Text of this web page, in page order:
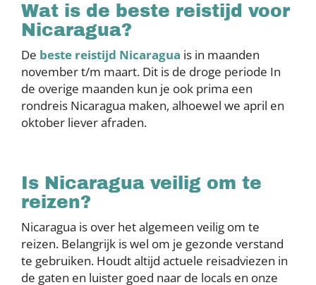
Wat is de beste reistijd voor
Nicaragua?
De beste reistijd Nicaragua is in maanden
november t/m maart. Dit is de droge periode In
de overige maanden kun je ook prima een
rondreis Nicaragua maken, alhoewel we april en
oktober liever afraden.
Is Nicaragua veilig om te
reizen?
Nicaragua is over het algemeen veilig om te
reizen. Belangrijk is wel om je gezonde verstand
te gebruiken. Houdt altijd actuele reisadviezen in
de gaten en luister goed naar de locals en onze